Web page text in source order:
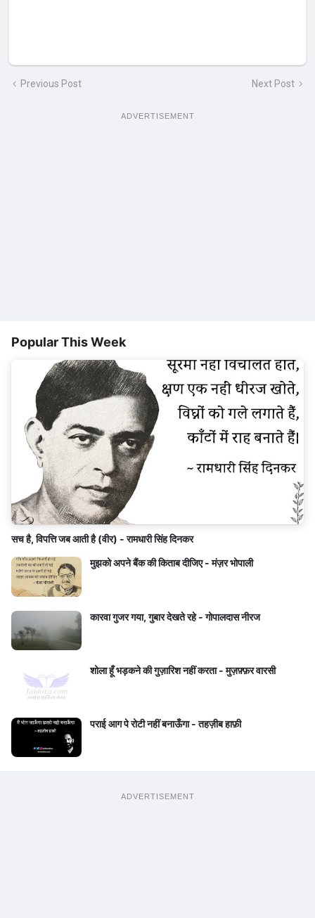
Previous Post Next Post
ADVERTISEMENT
Popular This Week
सच है, विपत्ति जब आती है (वीर) - रामधारी सिंह दिनकर
मुझको अपने बैंक की किताब दीजिए - मंज़र भोपाली
कारवा गुजर गया, गुबार देखते रहे - गोपालदास नीरज
शोला हूँ भड़कने की गुज़ारिश नहीं करता - मुज़फ़्फ़र वारसी
पराई आग पे रोटी नहीं बनाऊँगा - तहज़ीब हाफ़ी
ADVERTISEMENT